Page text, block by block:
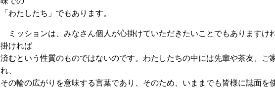
「わたしたち」でもあります。
ミッションは、みなさん個人が心掛けていただきたいことでもありますけ
掛ければ
済むという性質のものではないのです。わたしたちの中には先輩や茶友、ご
れ、
その輪の広がりを意味する言葉であり、そのため、いままでも皆様に誌面を